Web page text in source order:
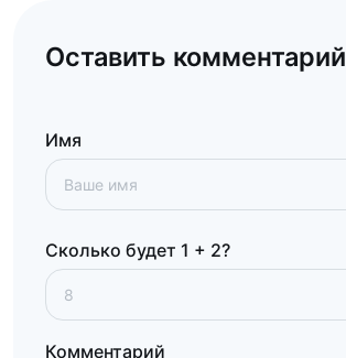
Оставить комментарий
Имя
Сколько будет 1 + 2?
Комментарий